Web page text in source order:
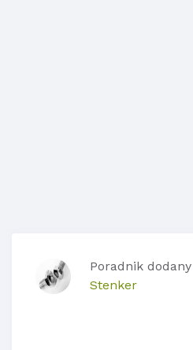
Poradnik
Stenker